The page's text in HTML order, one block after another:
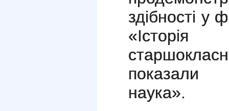
здібності у
«Історія
показали
наука».